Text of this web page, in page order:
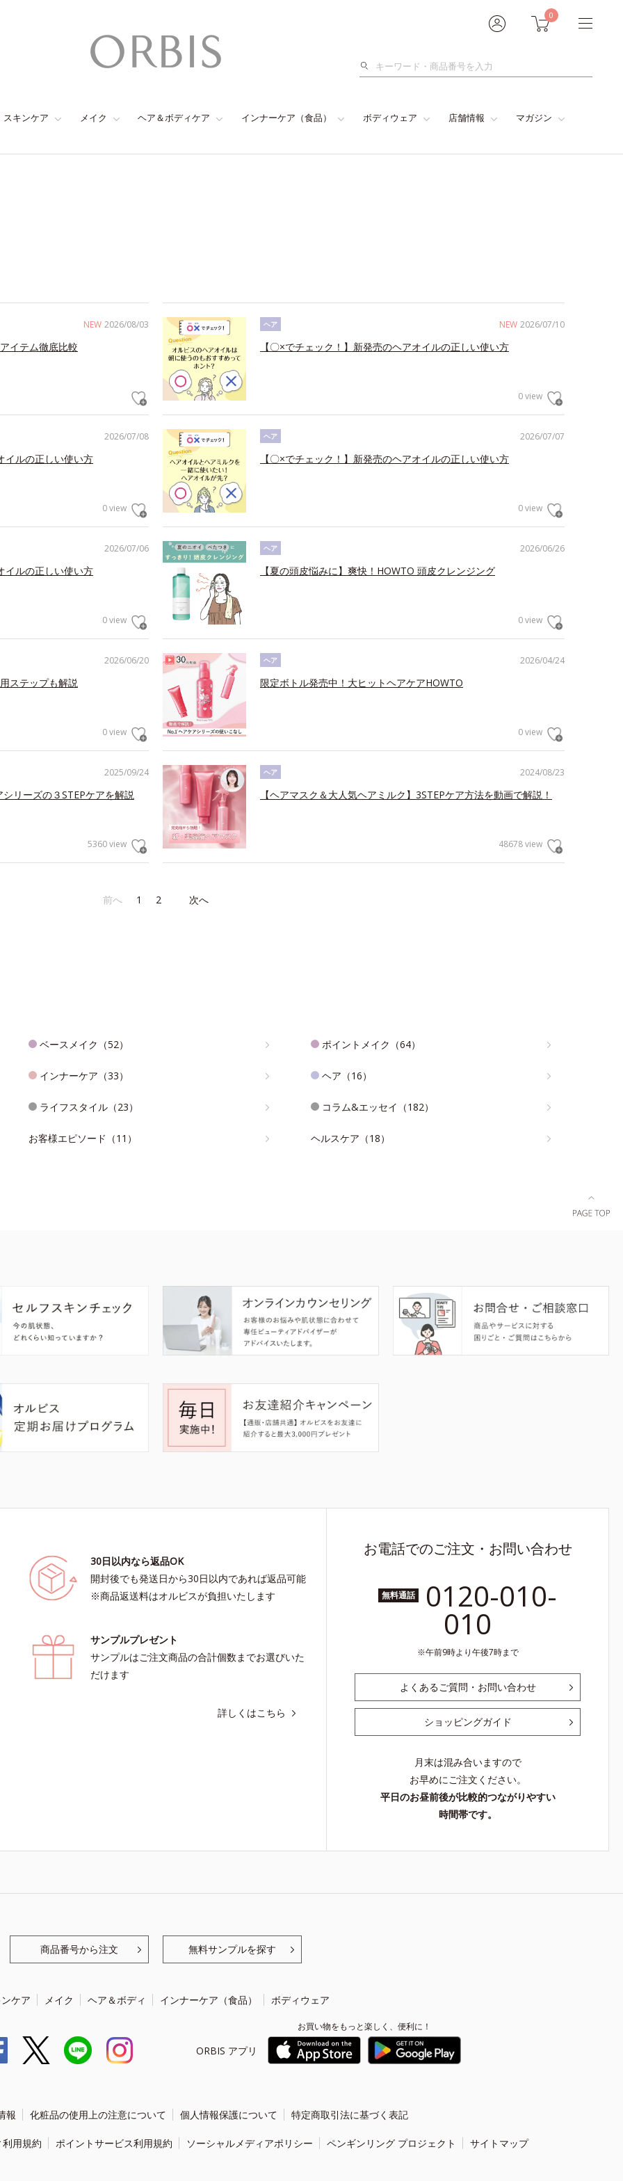
0
検
スキンケア メイク ヘア＆ボディケア インナーケア（食品） ボディウェア 店舗情報 マガジン
NEW 2026/08/03
イテム徹底比較
NEW 2026/07/10
ヘア
【〇×でチェック！】新発売のヘアオイルの正しい使い方
0 view
2026/07/08
イルの正しい使い方
0 view
2026/07/07
ヘア
【〇×でチェック！】新発売のヘアオイルの正しい使い方
0 view
2026/07/06
イルの正しい使い方
0 view
2026/06/26
ヘア
【夏の頭皮悩みに】爽快！HOWTO 頭皮クレンジング
0 view
2026/06/20
ステップも解説
0 view
2026/04/24
ヘア
限定ボトル発売中！大ヒットヘアケアHOWTO
0 view
2025/09/24
リーズの３STEPケアを解説
5360 view
2024/08/23
ヘア
【ヘアマスク＆大人気ヘアミルク】3STEPケア方法を動画で解説！
48678 view
前へ 1 2 次へ
ベースメイク（52） ポイントメイク（64）
インナーケア（33） ヘア（16）
ライフスタイル（23） コラム&エッセイ（182）
お客様エピソード（11） ヘルスケア（18）
30日以内なら返品OK
開封後でも発送日から30日以内であれば返品可能
※商品返送料はオルビスが負担いたします
サンプルプレゼント
サンプルはご注文商品の合計個数までお選びいた
だけます
詳しくはこちら
お電話でのご注文・お問い合わせ
無料通話 0120-010-
010
午前9時より午後7時まで
よくあるご質問・お問い合わせ
ショッピングガイド
月末は混み合いますので
お早めにご注文ください。
平日のお昼前後が比較的つながりやすい
時間帯です。
商品番号から注文 無料サンプルを探す
ケア メイク ヘア＆ボディ インナーケア（食品） ボディウェア
ORBIS アプリ
お買い物をもっと楽しく、便利に！
報 化粧品の使用上の注意について 個人情報保護について 特定商取引法に基づく表記
用規約 ポイントサービス利用規約 ソーシャルメディアポリシー ペンギンリング プロジェクト サイトマップ